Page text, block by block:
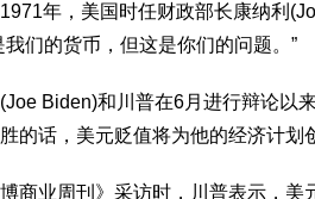
年，美国时任财政部长康纳利
们的货币，但这是你们的问题。”
Biden)和川普在6月进行辩论以
的话，美元贬值将为他的经济计划
业周刊》采访时，川普表示，美